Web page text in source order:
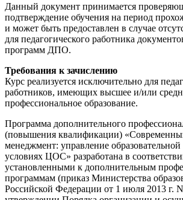
Данный документ принимается
подтверждение обучения на период
и может быть предоставлен в случае
для педагогического работника
программ ДПО.
Требования к зачислению
Курс реализуется исключительно для
работников, имеющих высшее и/или
профессиональное образование.
Программа дополнительного
(повышения квалификации)
менеджмент: управление образовательной
условиях ЦОС» разработана в
установленными к дополнительным
программам (приказ Министерства
Российской Федерации от 1 июля 2013 г.